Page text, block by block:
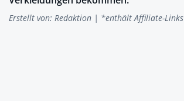
Erstellt von: Redaktion | *enthält Affiliate-Links